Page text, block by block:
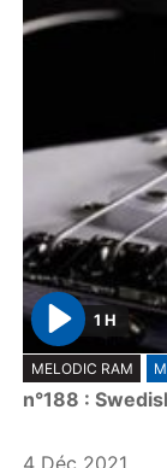
P
l
a
1 H
MELODIC RAM
n°188 :